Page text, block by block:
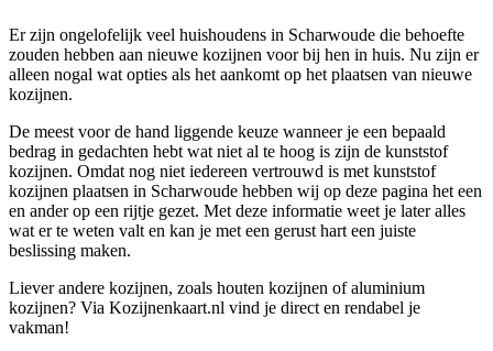
Er zijn ongelofelijk veel huishoudens in Scharwoude die behoefte
zouden hebben aan nieuwe kozijnen voor bij hen in huis. Nu zijn er
alleen nogal wat opties als het aankomt op het plaatsen van nieuwe
kozijnen.
De meest voor de hand liggende keuze wanneer je een bepaald
bedrag in gedachten hebt wat niet al te hoog is zijn de kunststof
kozijnen. Omdat nog niet iedereen vertrouwd is met kunststof
kozijnen plaatsen in Scharwoude hebben wij op deze pagina het een
en ander op een rijtje gezet. Met deze informatie weet je later alles
wat er te weten valt en kan je met een gerust hart een juiste
beslissing maken.
Liever andere kozijnen, zoals houten kozijnen of aluminium
kozijnen? Via Kozijnenkaart.nl vind je direct en rendabel je
vakman!